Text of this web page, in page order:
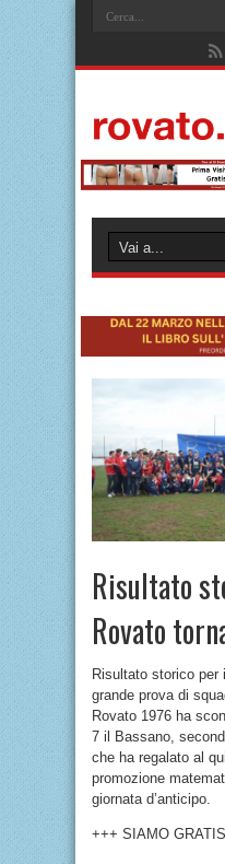
Risultato
Rovato
Risultato storico per
grande prova di
Rovato 1976 ha
7 il Bassano,
che ha regalato al
promozione
giornata d’anticipo.
+++ SIAMO